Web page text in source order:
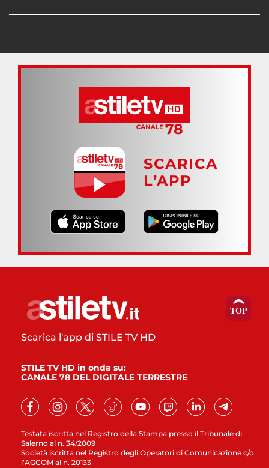
SCARICA
L’APP
Testata iscritta nel Registro della Stampa presso il Tribunale di
Salerno al n. 34/2009
Società iscritta nel Registro degli Operatori di Comunicazione c/o
l’AGCOM al n. 20133
Scarica l'app di STILE TV HD
STILE TV HD in onda su:
CANALE 78 DEL DIGITALE TERRESTRE